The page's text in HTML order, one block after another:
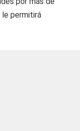
le permitirá